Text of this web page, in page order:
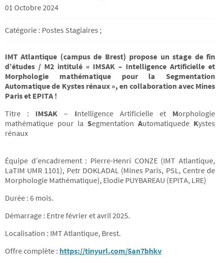
01 Octobre 2024
Catégorie : Postes Stagiaires ;
IMT Atlantique (campus de Brest) propose un stage de fin
d’études / M2 intitulé « IMSAK – Intelligence Artificielle et
Morphologie mathématique pour la Segmentation
Automatique de Kystes rénaux », en collaboration avec Mines
Paris et EPITA !
Titre : IMSAK – Intelligence Artificielle et Morphologie
mathématique pour la Segmentation Automatiquede Kystes
rénaux
Équipe d’encadrement : Pierre-Henri CONZE (IMT Atlantique,
LaTIM UMR 1101), Petr DOKLADAL (Mines Paris, PSL, Centre de
Morphologie Mathématique), Elodie PUYBAREAU (EPITA, LRE)
Durée : 6 mois.
Démarrage : Entre février et avril 2025.
Localisation : IMT Atlantique, Brest.
Offre complète : https://tinyurl.com/5an7bhkv